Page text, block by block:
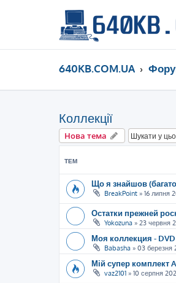
640KB.COM.UA
Коллекції
Нова тема
ТЕМ
Що я знайшов
BreakPoint » 16 липня
Остатки прежней
Yokozuna » 23 червня
Моя коллекция -
Babasha » 03 березня
Мій супер комплект
vaz2101 » 10 серпня